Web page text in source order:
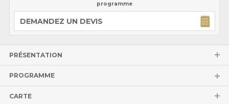
programme
DEMANDEZ UN DEVIS
PRÉSENTATION
PROGRAMME
CARTE